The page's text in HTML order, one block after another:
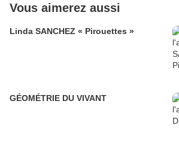
Vous aimerez aussi
Linda SANCHEZ « Pirouettes »
GÉOMÉTRIE DU VIVANT